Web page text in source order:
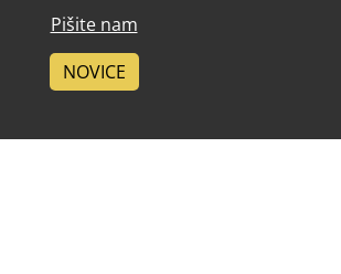
Pišite nam
NOVICE